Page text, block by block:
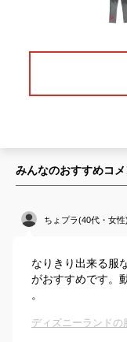
みんなのおすすめコ
ちょプラ(40代・女性)
なりきり出来る服
がおすすめです。
。